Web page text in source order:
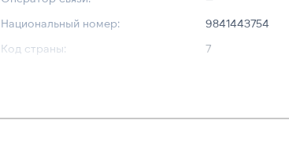
Национальный номер:
9841443754
Код страны:
7
Валидный номер:
✓ Да